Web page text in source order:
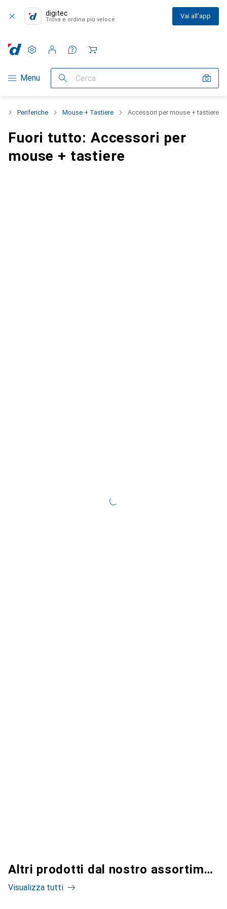
digitec
Trova e ordina più veloce Vai all'app
Categoria Navigazione
Menu Cerca
Impostazioni
Conto cliente
Liste di confronto
Liste dei desideri
Carrello
Periferiche Mouse + Tastiere Accessori per mouse + tastiere
Fuori tutto: Accessori per
mouse + tastiere
Altri prodotti dal nostro assortimento
Visualizza tutti